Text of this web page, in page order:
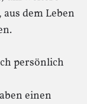
dem Leben
persönlich
einen